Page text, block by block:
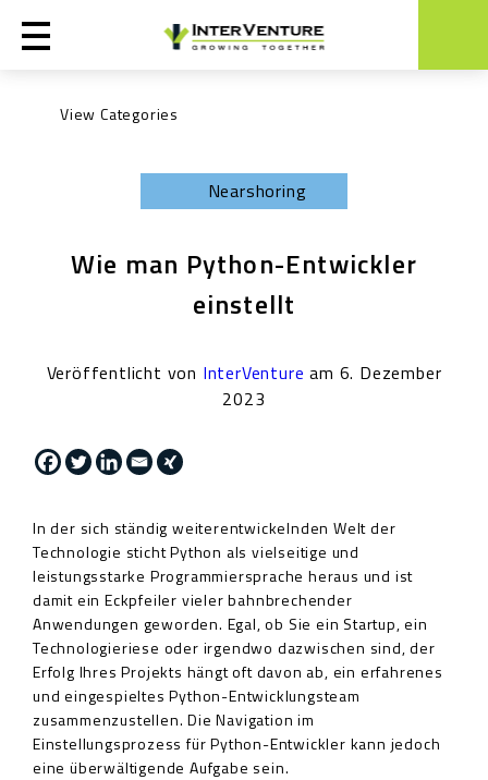
Nearshoring
Wie man Python-Entwickler
einstellt
Veröffentlicht von InterVenture am 6. Dezember
2023
In der sich ständig weiterentwickelnden Welt der
Technologie sticht Python als vielseitige und
leistungsstarke Programmiersprache heraus und ist
damit ein Eckpfeiler vieler bahnbrechender
Anwendungen geworden. Egal, ob Sie ein Startup, ein
Technologieriese oder irgendwo dazwischen sind, der
Erfolg Ihres Projekts hängt oft davon ab, ein erfahrenes
und eingespieltes Python-Entwicklungsteam
zusammenzustellen. Die Navigation im
Einstellungsprozess für Python-Entwickler kann jedoch
eine überwältigende Aufgabe sein.